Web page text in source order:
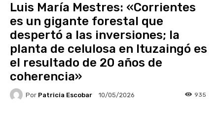
Luis María Mestres: «Corrientes
es un gigante forestal que
despertó a las inversiones; la
planta de celulosa en Ituzaingó es
el resultado de 20 años de
coherencia»
Por Patricia Escobar 10/05/2026 935